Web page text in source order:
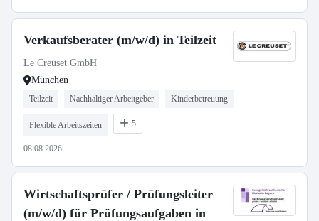
Verkaufsberater (m/w/d) in Teilzeit
Le Creuset GmbH
München
Teilzeit Nachhaltiger Arbeitgeber Kinderbetreuung
Flexible Arbeitszeiten 5
08.08.2026
Wirtschaftsprüfer / Prüfungsleiter
(m/w/d) für Prüfungsaufgaben in